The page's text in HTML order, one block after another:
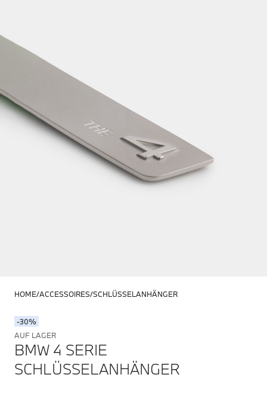
HOME ACCESSOIRES SCHLÜSSELANHÄNGER
-30%
AUF LAGER
BMW 4 SERIE
SCHLÜSSELANHÄNGER